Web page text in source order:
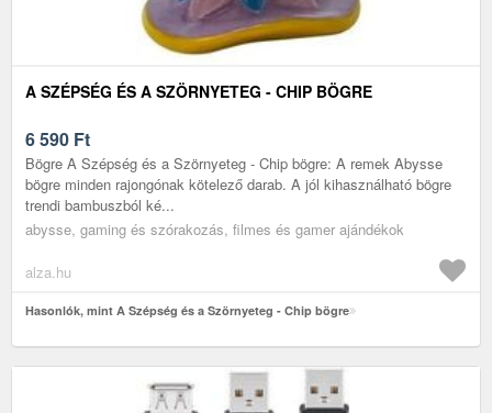
A SZÉPSÉG ÉS A SZÖRNYETEG - CHIP BÖGRE
6 590 Ft
Bögre A Szépség és a Szörnyeteg - Chip bögre: A remek Abysse
bögre minden rajongónak kötelező darab. A jól kihasználható bögre
trendi bambuszból ké...
abysse, gaming és szórakozás, filmes és gamer ajándékok
alza.hu
Hasonlók, mint A Szépség és a Szörnyeteg - Chip bögre